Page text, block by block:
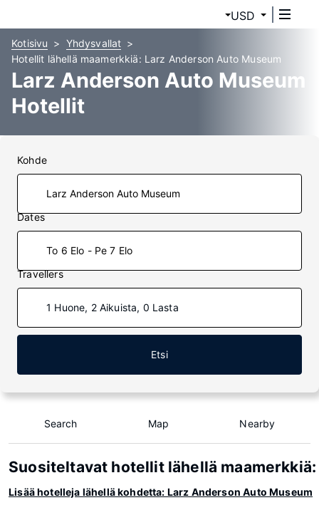
USD
Kotisivu
Yhdysvallat
Hotellit lähellä maamerkkiä: Larz Anderson Auto Museum
Larz Anderson Auto Museum
Hotellit
Kohde
Dates
To 6 Elo - Pe 7 Elo
Travellers
1 Huone, 2 Aikuista, 0 Lasta
Etsi
Search Map Nearby
Suositeltavat hotellit lähellä
Lisää hotelleja lähellä kohdetta: Larz Anderson Auto Museum